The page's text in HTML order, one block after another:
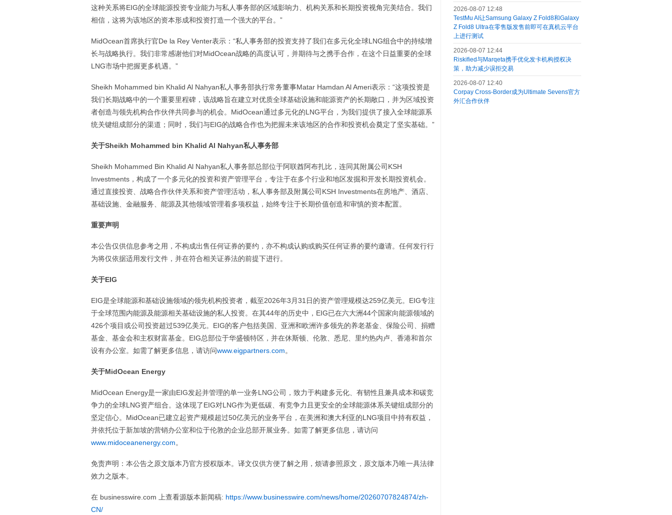
这种关系将EIG的全球能源投资专业能力与私人事务部的区域影响力、机构关系和长期投资视角完美结合。我们
相信，这将为该地区的资本形成和投资打造一个强大的平台。”
MidOcean首席执行官De la Rey Venter表示：“私人事务部的投资支持了我们在多元化全球LNG组合中的持续增
长与战略执行。我们非常感谢他们对MidOcean战略的高度认可，并期待与之携手合作，在这个日益重要的全球
LNG市场中把握更多机遇。”
Sheikh Mohammed bin Khalid Al Nahyan私人事务部执行常务董事Matar Hamdan Al Ameri表示：“这项投资是
我们长期战略中的一个重要里程碑，该战略旨在建立对优质全球基础设施和能源资产的长期敞口，并为区域投资
者创造与领先机构合作伙伴共同参与的机会。MidOcean通过多元化的LNG平台，为我们提供了接入全球能源系
统关键组成部分的渠道；同时，我们与EIG的战略合作也为把握未来该地区的合作和投资机会奠定了坚实基础。”
关于Sheikh Mohammed bin Khalid Al Nahyan私人事务部
Sheikh Mohammed Bin Khalid Al Nahyan私人事务部总部位于阿联酋阿布扎比，连同其附属公司KSH
Investments，构成了一个多元化的投资和资产管理平台，专注于在多个行业和地区发掘和开发长期投资机会。
通过直接投资、战略合作伙伴关系和资产管理活动，私人事务部及附属公司KSH Investments在房地产、酒店、
基础设施、金融服务、能源及其他领域管理着多项权益，始终专注于长期价值创造和审慎的资本配置。
重要声明
本公告仅供信息参考之用，不构成出售任何证券的要约，亦不构成认购或购买任何证券的要约邀请。任何发行行
为将仅依据适用发行文件，并在符合相关证券法的前提下进行。
关于EIG
EIG是全球能源和基础设施领域的领先机构投资者，截至2026年3月31日的资产管理规模达259亿美元。EIG专注
于全球范围内能源及能源相关基础设施的私人投资。在其44年的历史中，EIG已在六大洲44个国家向能源领域的
426个项目或公司投资超过539亿美元。EIG的客户包括美国、亚洲和欧洲许多领先的养老基金、保险公司、捐赠
基金、基金会和主权财富基金。EIG总部位于华盛顿特区，并在休斯顿、伦敦、悉尼、里约热内卢、香港和首尔
设有办公室。如需了解更多信息，请访问www.eigpartners.com。
关于MidOcean Energy
MidOcean Energy是一家由EIG发起并管理的单一业务LNG公司，致力于构建多元化、有韧性且兼具成本和碳竞
争力的全球LNG资产组合。这体现了EIG对LNG作为更低碳、有竞争力且更安全的全球能源体系关键组成部分的
坚定信心。MidOcean已建立起资产规模超过50亿美元的业务平台，在美洲和澳大利亚的LNG项目中持有权益，
并依托位于新加坡的营销办公室和位于伦敦的企业总部开展业务。如需了解更多信息，请访问
www.midoceanenergy.com。
免责声明：本公告之原文版本乃官方授权版本。译文仅供方便了解之用，烦请参照原文，原文版本乃唯一具法律
效力之版本。
在 businesswire.com 上查看源版本新闻稿: https://www.businesswire.com/news/home/20260707824874/zh-
CN/
2026-08-07 12:48
TestMu AI让Samsung Galaxy Z Fold8和Galaxy
Z Fold8 Ultra在零售版发售前即可在真机云平台
上进行测试
2026-08-07 12:44
Riskified与Marqeta携手优化发卡机构授权决
策，助力减少误拒交易
2026-08-07 12:40
Corpay Cross-Border成为Ultimate Sevens官方
外汇合作伙伴